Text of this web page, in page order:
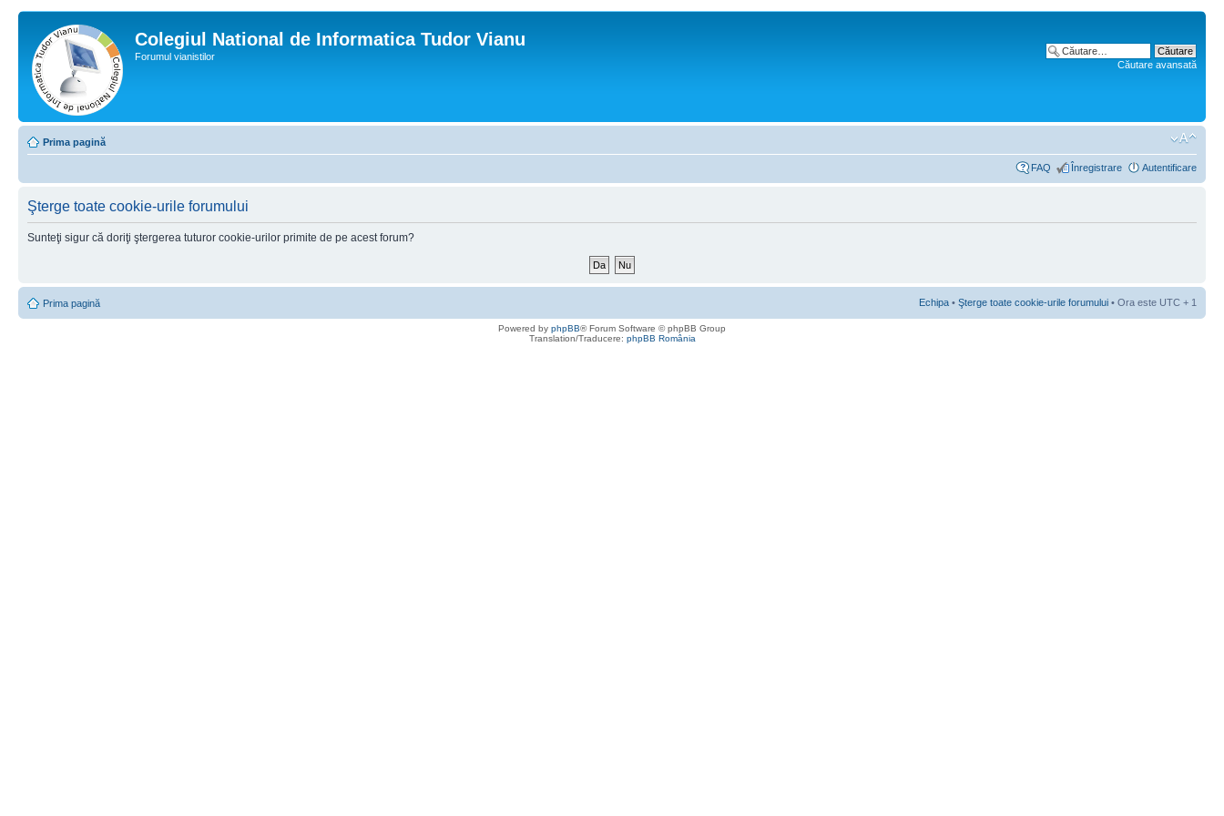
Colegiul National de Informatica Tudor Vianu
Forumul vianistilor
Căutare avansată
Prima pagină
FAQ Înregistrare Autentificare
Şterge toate cookie-urile forumului
Sunteţi sigur că doriţi ştergerea tuturor cookie-urilor primite de pe acest forum?
Prima pagină Echipa • Şterge toate cookie-urile forumului • Ora este UTC + 1
Powered by phpBB® Forum Software © phpBB Group
Translation/Traducere: phpBB România